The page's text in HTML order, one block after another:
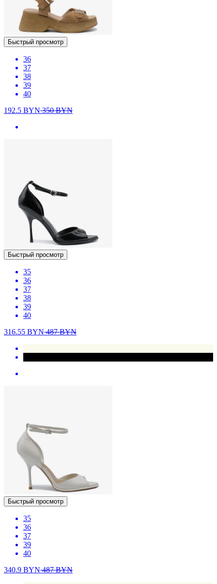
Быстрый просмотр
36
37
38
39
40
192.5 BYN350BYN
Быстрый просмотр
35
36
37
38
39
40
316.55 BYN487BYN
Быстрый просмотр
35
36
37
39
40
340.9 BYN487BYN